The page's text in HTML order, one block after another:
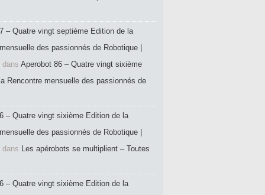
– Quatre vingt septième Edition de la
des passionnés de Robotique |
dans Aperobot 86 – Quatre vingt sixième
Rencontre mensuelle des passionnés de
– Quatre vingt sixième Edition de la
des passionnés de Robotique |
dans Les apérobots se multiplient – Toutes
– Quatre vingt sixième Edition de la